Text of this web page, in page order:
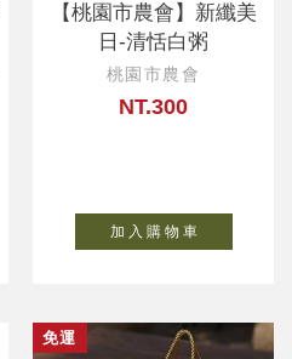
【桃園市農會】新纖美
日-清恬白粥
桃園市農會
NT.300
加 入 購 物 車
免運